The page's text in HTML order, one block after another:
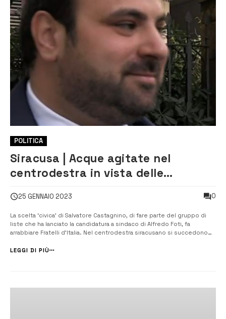
POLITICA
Siracusa | Acque agitate nel
centrodestra in vista delle
25 GENNAIO 2023 0
La scelta ‘civica’ di Salvatore Castagnino, di fare parte del gruppo di
liste che ha lanciato la candidatura a sindaco di Alfredo Foti, fa
arrabbiare Fratelli d’Italia. Nel centrodestra siracusano si succedono
primavera, ma la sintesi non arriva. Già a fine dello scor...
LEGGI DI PIÙ